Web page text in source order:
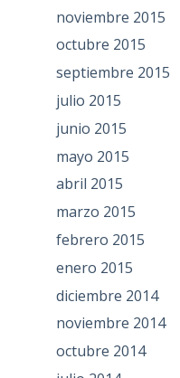
noviembre 2015
octubre 2015
septiembre 2015
julio 2015
junio 2015
mayo 2015
abril 2015
marzo 2015
febrero 2015
enero 2015
diciembre 2014
noviembre 2014
octubre 2014